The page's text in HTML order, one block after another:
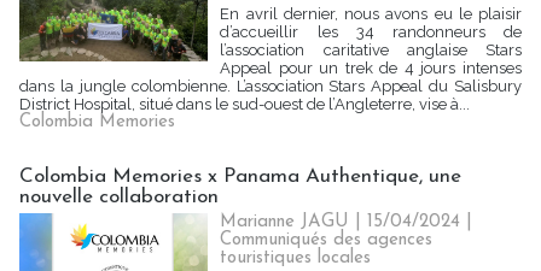
En avril dernier, nous avons eu le plaisir
d’accueillir les 34 randonneurs de
l’association caritative anglaise Stars
Appeal pour un trek de 4 jours intenses
dans la jungle colombienne. L’association Stars Appeal du Salisbury
District Hospital, situé dans le sud-ouest de l’Angleterre, vise à...
Colombia Memories
Colombia Memories x Panama Authentique, une
nouvelle collaboration
Marianne JAGU | 15/04/2024
Communiqués des agences
touristiques locales